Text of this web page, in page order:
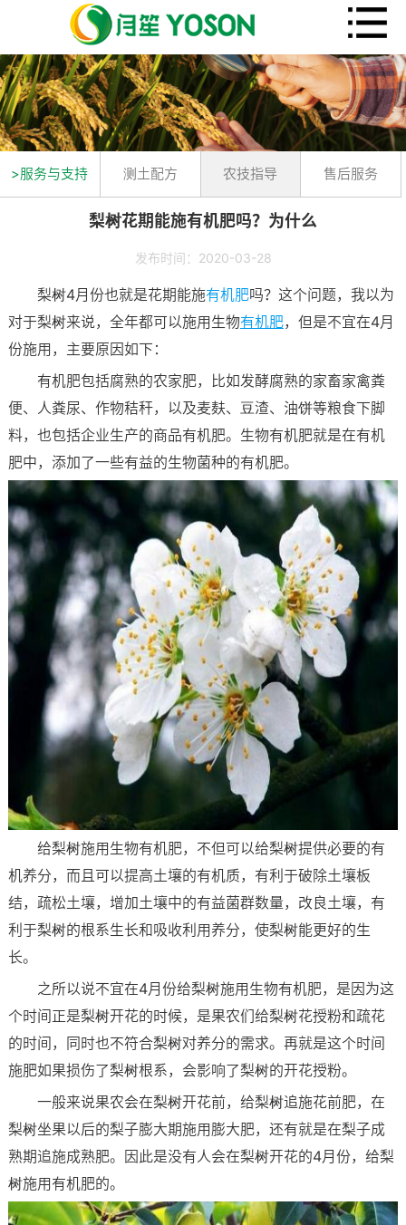
>服务与支持 测土配方 农技指导 售后服务
梨树花期能施有机肥吗？为什么
发布时间：2020-03-28
梨树4月份也就是花期能施有机肥吗？这个问题，我以为
对于梨树来说，全年都可以施用生物有机肥，但是不宜在4月
份施用，主要原因如下：
有机肥包括腐熟的农家肥，比如发酵腐熟的家畜家禽粪
便、人粪尿、作物秸秆，以及麦麸、豆渣、油饼等粮食下脚
料，也包括企业生产的商品有机肥。生物有机肥就是在有机
肥中，添加了一些有益的生物菌种的有机肥。
给梨树施用生物有机肥，不但可以给梨树提供必要的有
机养分，而且可以提高土壤的有机质，有利于破除土壤板
结，疏松土壤，增加土壤中的有益菌群数量，改良土壤，有
利于梨树的根系生长和吸收利用养分，使梨树能更好的生
长。
之所以说不宜在4月份给梨树施用生物有机肥，是因为这
个时间正是梨树开花的时候，是果农们给梨树花授粉和疏花
的时间，同时也不符合梨树对养分的需求。再就是这个时间
施肥如果损伤了梨树根系，会影响了梨树的开花授粉。
一般来说果农会在梨树开花前，给梨树追施花前肥，在
梨树坐果以后的梨子膨大期施用膨大肥，还有就是在梨子成
熟期追施成熟肥。因此是没有人会在梨树开花的4月份，给梨
树施用有机肥的。